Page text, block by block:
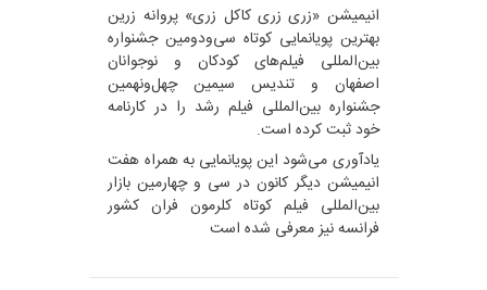
انیمیشن «زری زری کاکل زری» پروانه زرین
بهترین پویانمایی کوتاه سی‌ودومین جشنواره
بین‌المللی فیلم‌های کودکان و نوجوانان
اصفهان و تندیس سیمین چهل‌ونهمین
جشنواره بین‌المللی فیلم رشد را در کارنامه
خود ثبت کرده است.
یادآوری می‌شود این پویانمایی به همراه هفت
انیمیشن دیگر کانون در سی‌ و چهارمین بازار
بین‌المللی فیلم کوتاه کلرمون فران کشور
فرانسه نیز معرفی شده است